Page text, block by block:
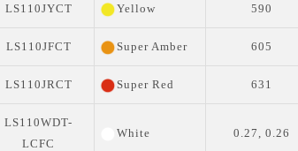
LS110JYCT Yellow 590
LS110JFCT Super Amber 605
LS110JRCT Super Red 631
LS110WDT-
LCFC
White 0.27, 0.26